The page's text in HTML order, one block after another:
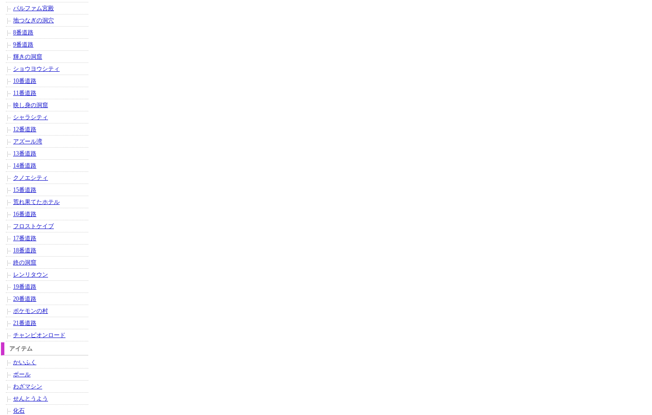
パルファム宮殿
地つなぎの洞穴
8番道路
9番道路
輝きの洞窟
ショウヨウシティ
10番道路
11番道路
映し身の洞窟
シャラシティ
12番道路
アズール湾
13番道路
14番道路
クノエシティ
15番道路
荒れ果てたホテル
16番道路
フロストケイブ
17番道路
18番道路
終の洞窟
レンリタウン
19番道路
20番道路
ポケモンの村
21番道路
チャンピオンロード
アイテム
かいふく
ボール
わざマシン
せんとうよう
化石